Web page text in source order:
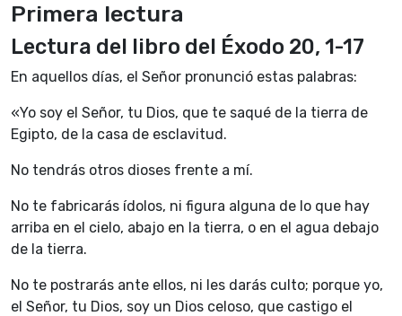
Primera lectura
Lectura del libro del Éxodo 20, 1-17
En aquellos días, el Señor pronunció estas palabras:
«Yo soy el Señor, tu Dios, que te saqué de la tierra de
Egipto, de la casa de esclavitud.
No tendrás otros dioses frente a mí.
No te fabricarás ídolos, ni figura alguna de lo que hay
arriba en el cielo, abajo en la tierra, o en el agua debajo
de la tierra.
No te postrarás ante ellos, ni les darás culto; porque yo,
el Señor, tu Dios, soy un Dios celoso, que castigo el